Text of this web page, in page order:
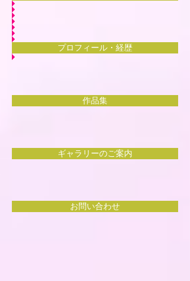
プロフィール・経歴
作品集
ギャラリーのご案内
お問い合わせ